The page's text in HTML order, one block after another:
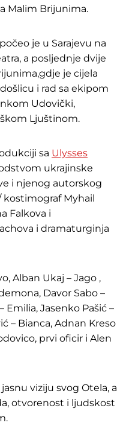
Malim Brijunima.
je u Sarajevu na
a posljednje dvije
je cijela
i rad sa ekipom
Udovički,
Ljuštinom.
sa Ulysses
ukrajinske
i njenog autorskog
kostimograf Myhail
Falkova i
i dramaturginja
Alban Ukaj – Jago ,
Davor Sabo –
Emilia, Jasenko Pašić –
– Bianca, Adnan Kreso
prvi oficir i Alen
viziju svog Otela, a
otvorenost i ljudskost